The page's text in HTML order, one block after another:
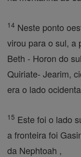
14 Neste ponto
virou para o sul, a
Beth - Horon do
Quiriate- Jearim,
era o lado
15 Este foi o lado
a fronteira foi
da Nephtoah ,